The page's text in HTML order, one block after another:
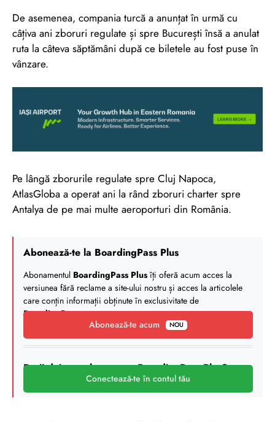
De asemenea, compania turcă a anunțat în urmă cu
câțiva ani zboruri regulate și spre București însă a anulat
ruta la câteva săptămâni după ce biletele au fost puse în
vânzare.
Pe lângă zborurile regulate spre Cluj Napoca,
AtlasGloba a operat ani la rând zboruri charter spre
Antalya de pe mai multe aeroporturi din România.
Abonează-te la BoardingPass Plus
Abonamentul BoardingPass Plusîți oferă acum acces la
versiunea fără reclame a site-ului nostru și acces la articolele
care conțin informații obținute în exclusivitate de
BoardingPass.
Abonează-te acum
NOU
Deții deja un abonament BoardingPass Plus?
Conectează-te în contul tău